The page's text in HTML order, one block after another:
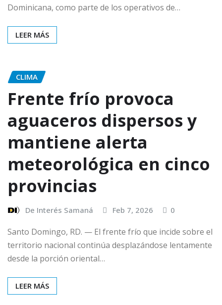
Dominicana, como parte de los operativos de…
LEER MÁS
CLIMA
Frente frío provoca
aguaceros dispersos y
mantiene alerta
meteorológica en cinco
provincias
De Interés Samaná Feb 7, 2026 0
Santo Domingo, RD. — El frente frío que incide sobre el
territorio nacional continúa desplazándose lentamente
desde la porción oriental…
LEER MÁS